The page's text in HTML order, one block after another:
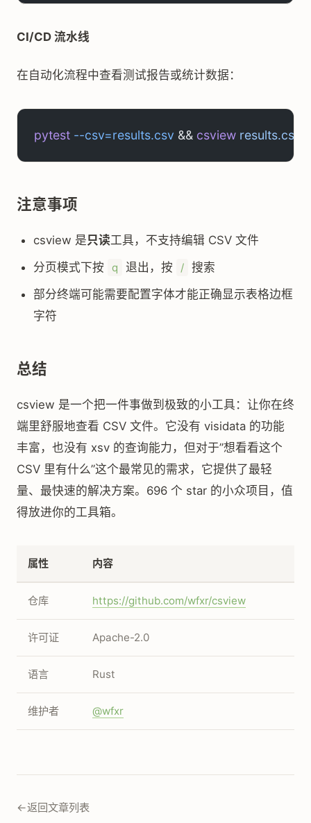
CI/CD 流水线
在自动化流程中查看测试报告或统计数据：
pytest --csv=results.csv && csview results.csv
注意事项
csview 是只读工具，不支持编辑 CSV 文件
分页模式下按
q 退出，按 / 搜索
部分终端可能需要配置字体才能正确显示表格边框
字符
总结
csview 是一个把一件事做到极致的小工具：让你在终
端里舒服地查看 CSV 文件。它没有 visidata 的功能
丰富，也没有 xsv 的查询能力，但对于”想看看这个
CSV 里有什么”这个最常见的需求，它提供了最轻
量、最快速的解决方案。696 个 star 的小众项目，值
得放进你的工具箱。
属性 内容
仓库 https://github.com/wfxr/csview
许可证 Apache-2.0
语言 Rust
维护者 @wfxr
←返回文章列表